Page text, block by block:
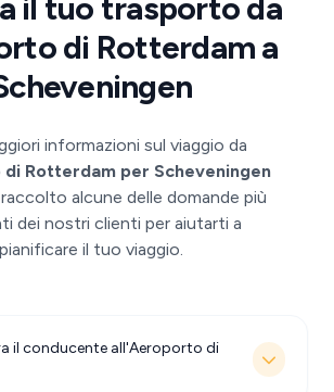
il tuo trasporto da
di Rotterdam a
informazioni sul viaggio da
Rotterdam per Scheveningen
alcune delle domande più
dei nostri clienti per aiutarti a
pianificare il tuo viaggio.
il conducente all'Aeroporto di